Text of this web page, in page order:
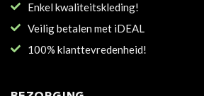
Enkel kwaliteitskleding!
Veilig betalen met iDEAL
100% klanttevredenheid!